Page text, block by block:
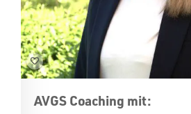
AVGS Coaching mit: